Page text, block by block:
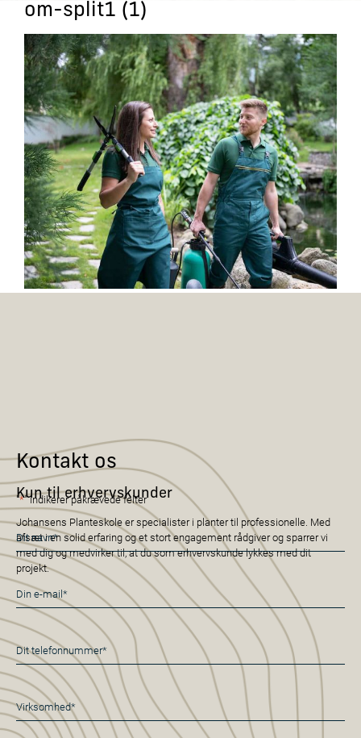
om-split1 (1)
Kontakt os
Kun til erhvervskunder
Johansens Planteskole er specialister i planter til professionelle. Med
afsæt i en solid erfaring og et stort engagement rådgiver og sparrer vi
med dig og medvirker til, at du som erhvervskunde lykkes med dit
projekt.
"*" indikerer påkrævede felter
Navn
*
E-
mail
*
Telefon
*
Virksomhed
*